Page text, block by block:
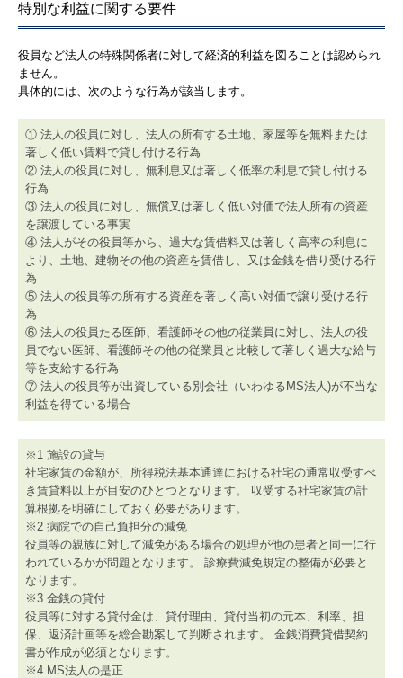
特別な利益に関する要件
役員など法人の特殊関係者に対して経済的利益を図ることは認められ
ません。
具体的には、次のような行為が該当します。
① 法人の役員に対し、法人の所有する土地、家屋等を無料または
著しく低い賃料で貸し付ける行為
② 法人の役員に対し、無利息又は著しく低率の利息で貸し付ける
行為
③ 法人の役員に対し、無償又は著しく低い対価で法人所有の資産
を譲渡している事実
④ 法人がその役員等から、過大な賃借料又は著しく高率の利息に
より、土地、建物その他の資産を賃借し、又は金銭を借り受ける行
為
⑤ 法人の役員等の所有する資産を著しく高い対価で譲り受ける行
為
⑥ 法人の役員たる医師、看護師その他の従業員に対し、法人の役
員でない医師、看護師その他の従業員と比較して著しく過大な給与
等を支給する行為
⑦ 法人の役員等が出資している別会社（いわゆるMS法人)が不当な
利益を得ている場合
※1 施設の貸与
社宅家賃の金額が、所得税法基本通達における社宅の通常収受すべ
き賃貸料以上が目安のひとつとなります。 収受する社宅家賃の計
算根拠を明確にしておく必要があります。
※2 病院での自己負担分の減免
役員等の親族に対して減免がある場合の処理が他の患者と同一に行
われているかが問題となります。 診療費減免規定の整備が必要と
なります。
※3 金銭の貸付
役員等に対する貸付金は、貸付理由、貸付当初の元本、利率、担
保、返済計画等を総合勘案して判断されます。 金銭消費貸借契約
書が作成が必須となります。
※4 MS法人の是正